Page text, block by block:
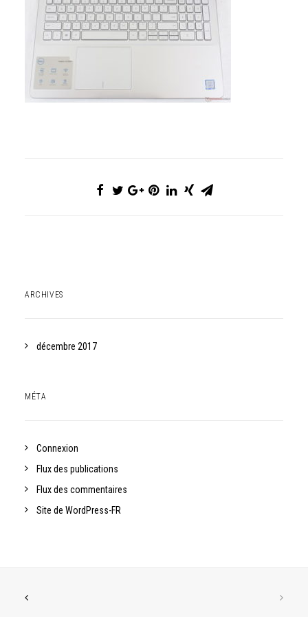
ARCHIVES
décembre 2017
MÉTA
Connexion
Flux des publications
Flux des commentaires
Site de WordPress-FR